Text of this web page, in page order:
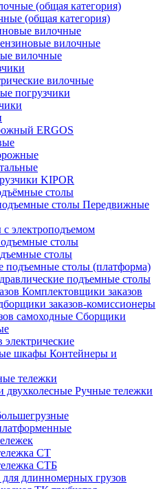
(общая категория)
вилочные
вилочные
вилочные
вилочные
погрузчики
ERGOS
KIPOR
столы
Передвижные
электроподъемом
столы
столы
подъемные столы (платформа)
подъемные столы
Комплектовщики заказов
заказов-комиссионеры
Сборщики
Контейнеры и
тележки
Ручные тележки
СТ
СТБ
длинномерных грузов